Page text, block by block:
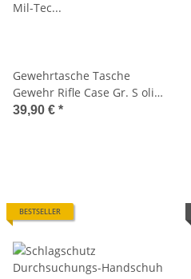
Gewehrtasche Tasche
Gewehr Rifle Case Gr. S oliv
Mil-Tec 16191001
39,90 € *
BESTSELLER